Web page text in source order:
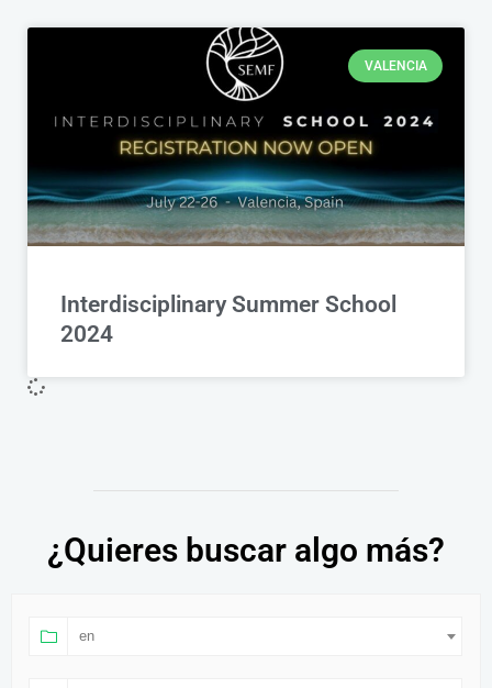
VALENCIA
Interdisciplinary Summer School
2024
¿Quieres buscar algo más?
en